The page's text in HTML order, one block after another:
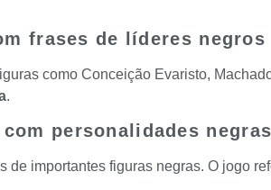
frases de líderes negros
como Conceição Evaristo,
.
personalidades negras
de importantes figuras negras. O jogo